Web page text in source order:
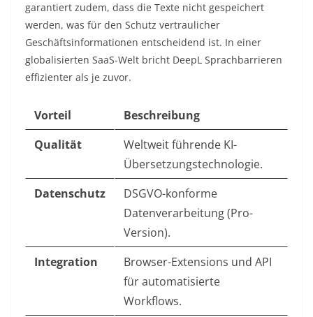
garantiert zudem, dass die Texte nicht gespeichert
werden, was für den Schutz vertraulicher
Geschäftsinformationen entscheidend ist. In einer
globalisierten SaaS-Welt bricht DeepL Sprachbarrieren
effizienter als je zuvor.
Vorteil
Beschreibung
Qualität
Weltweit führende KI-
Übersetzungstechnologie.
Datenschutz
DSGVO-konforme
Datenverarbeitung (Pro-
Version).
Integration
Browser-Extensions und API
für automatisierte
Workflows.